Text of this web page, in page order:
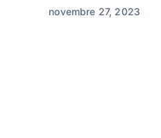
novembre 27, 2023